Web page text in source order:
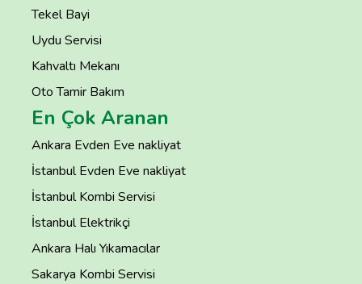
Tekel Bayi
Uydu Servisi
Kahvaltı Mekanı
Oto Tamir Bakım
En Çok Aranan
Ankara Evden Eve nakliyat
İstanbul Evden Eve nakliyat
İstanbul Kombi Servisi
İstanbul Elektrikçi
Ankara Halı Yıkamacılar
Sakarya Kombi Servisi